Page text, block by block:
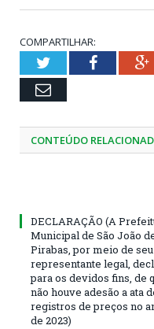
COMPARTILHAR:
TwitterFacebook
Email
CONTEÚDO
DECLARAÇÃO (A
Municipal de São João
Pirabas, por meio de seu
representante legal,
para os devidos fins, de
não houve adesão a ata
registros de preços no
de 2023)